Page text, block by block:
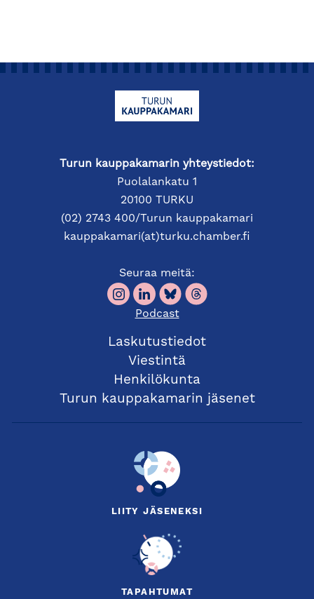
Turun kauppakamarin yhteystiedot:
Puolalankatu 1
20100 TURKU
(02) 2743 400/Turun kauppakamari
kauppakamari(at)turku.chamber.fi
Seuraa meitä:
Podcast
Laskutustiedot
Viestintä
Henkilökunta
Turun kauppakamarin jäsenet
LIITY JÄSENEKSI
TAPAHTUMAT